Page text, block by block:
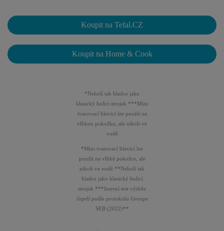
Koupit na Tefal.CZ
Koupit na Home & Cook
*Neholí tak hladce jako
klasický holicí strojek ***Mini
tvarovací hlavici lze použít na
vlhkou pokožku, ale nikoli ve
vodě
*Mini tvarovací hlavici lze
použít na vlhké pokožce, ale
nikoli ve vodě **Neholí tak
hladce jako klasický holicí
strojek ***Interní test výdrže
čepelí podle protokolu Groupe
SEB (2022)**